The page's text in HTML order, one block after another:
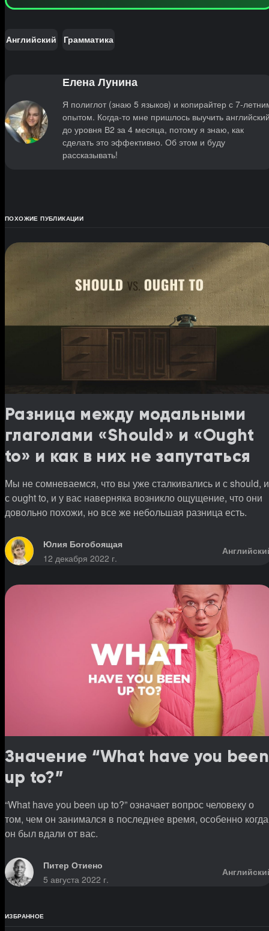
Английский Грамматика
Елена Лунина
Я полиглот (знаю 5 языков) и копирайтер с 7-
опытом. Когда-то мне пришлось выучить
до уровня В2 за 4 месяца, потому я знаю, как
сделать это эффективно. Об этом и буду
рассказывать!
ПОХОЖИЕ ПУБЛИКАЦИИ
Разница между модальными
глаголами «Should» и «Ought
to» и как в них не запутаться
Мы не сомневаемся, что вы уже сталкивались и с should, и
с ought to, и у вас наверняка возникло ощущение, что они
довольно похожи, но все же небольшая разница есть.
Юлия Богобоящая
12 декабря 2022 г.
Значение “What have you been
up to?”
“What have you been up to?” означает вопрос человеку о
том, чем он занимался в последнее время, особенно когда
он был вдали от вас.
Питер Отиено
5 августа 2022 г.
ИЗБРАННОЕ